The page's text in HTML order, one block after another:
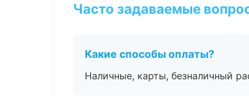
Часто задаваемые
Какие способы оплаты?
Наличные, карты, безналичный